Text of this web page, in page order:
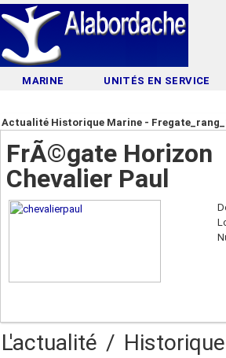
MARINE UNITÉS EN SERVICE
Actualité Historique Marine -
FrÃ©gate Horizon
Chevalier Paul
L'actualité /